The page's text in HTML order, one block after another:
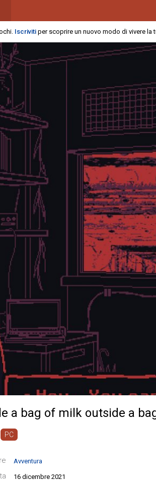
Iscriviti per scoprire un nuovo modo di vivere la
a bag of milk outside a
PC
Avventura
16 dicembre 2021